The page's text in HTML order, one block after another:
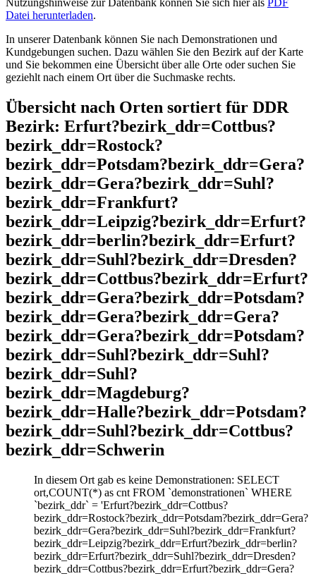
Nutzungshinweise zur Datenbank können Sie sich hier als PDF
Datei herunterladen.
In unserer Datenbank können Sie nach Demonstrationen und
Kundgebungen suchen. Dazu wählen Sie den Bezirk auf der Karte
und Sie bekommen eine Übersicht über alle Orte oder suchen Sie
geziehlt nach einem Ort über die Suchmaske rechts.
Übersicht nach Orten sortiert für DDR
Bezirk: Erfurt?bezirk_ddr=Cottbus?
bezirk_ddr=Rostock?
bezirk_ddr=Potsdam?bezirk_ddr=Gera?
bezirk_ddr=Gera?bezirk_ddr=Suhl?
bezirk_ddr=Frankfurt?
bezirk_ddr=Leipzig?bezirk_ddr=Erfurt?
bezirk_ddr=berlin?bezirk_ddr=Erfurt?
bezirk_ddr=Suhl?bezirk_ddr=Dresden?
bezirk_ddr=Cottbus?bezirk_ddr=Erfurt?
bezirk_ddr=Gera?bezirk_ddr=Potsdam?
bezirk_ddr=Gera?bezirk_ddr=Gera?
bezirk_ddr=Gera?bezirk_ddr=Potsdam?
bezirk_ddr=Suhl?bezirk_ddr=Suhl?
bezirk_ddr=Suhl?
bezirk_ddr=Magdeburg?
bezirk_ddr=Halle?bezirk_ddr=Potsdam?
bezirk_ddr=Suhl?bezirk_ddr=Cottbus?
bezirk_ddr=Schwerin
In diesem Ort gab es keine Demonstrationen: SELECT
ort,COUNT(*) as cnt FROM `demonstrationen` WHERE
`bezirk_ddr` = 'Erfurt?bezirk_ddr=Cottbus?
bezirk_ddr=Rostock?bezirk_ddr=Potsdam?bezirk_ddr=Gera?
bezirk_ddr=Gera?bezirk_ddr=Suhl?bezirk_ddr=Frankfurt?
bezirk_ddr=Leipzig?bezirk_ddr=Erfurt?bezirk_ddr=berlin?
bezirk_ddr=Erfurt?bezirk_ddr=Suhl?bezirk_ddr=Dresden?
bezirk_ddr=Cottbus?bezirk_ddr=Erfurt?bezirk_ddr=Gera?